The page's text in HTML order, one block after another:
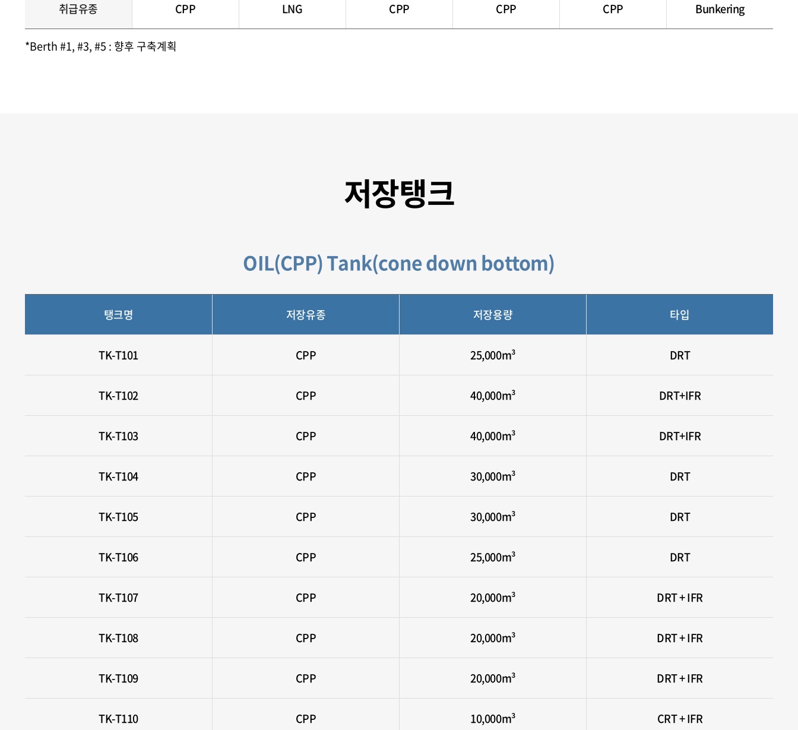
취급유종 CPP LNG CPP CPP CPP Bunkering
*Berth #1, #3, #5 : 향후 구축계획
저장탱크
OIL(CPP) Tank(cone down bottom)
탱크명 저장유종 저장용량 타입
TK-T101 CPP 25,000m³ DRT
TK-T102 CPP 40,000m³ DRT+IFR
TK-T103 CPP 40,000m³ DRT+IFR
TK-T104 CPP 30,000m³ DRT
TK-T105 CPP 30,000m³ DRT
TK-T106 CPP 25,000m³ DRT
TK-T107 CPP 20,000m³ DRT + IFR
TK-T108 CPP 20,000m³ DRT + IFR
TK-T109 CPP 20,000m³ DRT + IFR
TK-T110 CPP 10,000m³ CRT + IFR